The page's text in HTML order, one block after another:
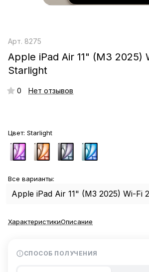
Арт. 8275
Apple iPad Air 11" (M3 2025)
Starlight
0 Нет отзывов
Цвет: Starlight
Все варианты:
ХарактеристикиОписание
СПОСОБ ПОЛУЧЕНИЯ